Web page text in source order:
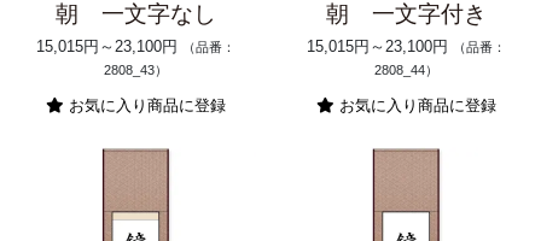
朝 一文字なし
15,015円～23,100円
（品番：
2808_43）
お気に入り商品に登録
朝 一文字付き
15,015円～23,100円
（品番：
2808_44）
お気に入り商品に登録